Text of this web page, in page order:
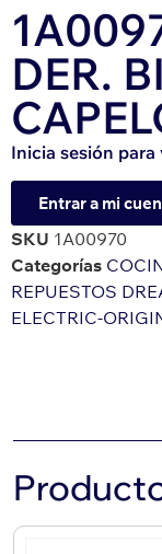
DER.
Inicia sesión para
Entrar a mi
SKU 1A00970
Categorías
REPUESTOS
ELECTRIC-